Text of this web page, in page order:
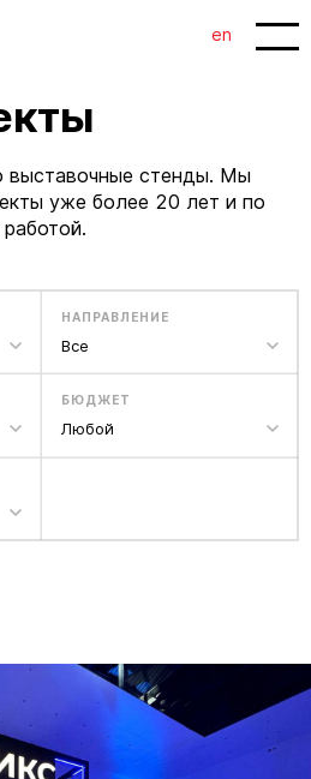
en
выставочные стенды. Мы
уже более 20 лет и по
НАПРАВЛЕНИЕ
Все
БЮДЖЕТ
Любой